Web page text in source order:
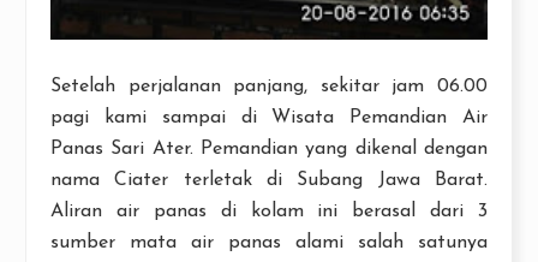
Setelah perjalanan panjang, sekitar jam 06.00
pagi kami sampai di Wisata Pemandian Air
Panas Sari Ater. Pemandian yang dikenal dengan
nama Ciater terletak di Subang Jawa Barat.
Aliran air panas di kolam ini berasal dari 3
sumber mata air panas alami salah satunya